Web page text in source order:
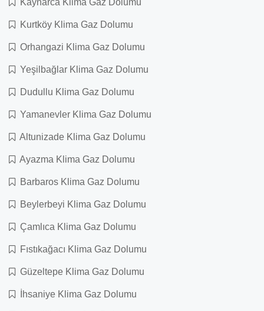
Kaynarca Klima Gaz Dolumu
Kurtköy Klima Gaz Dolumu
Orhangazi Klima Gaz Dolumu
Yeşilbağlar Klima Gaz Dolumu
Dudullu Klima Gaz Dolumu
Yamanevler Klima Gaz Dolumu
Altunizade Klima Gaz Dolumu
Ayazma Klima Gaz Dolumu
Barbaros Klima Gaz Dolumu
Beylerbeyi Klima Gaz Dolumu
Çamlıca Klima Gaz Dolumu
Fıstıkağacı Klima Gaz Dolumu
Güzeltepe Klima Gaz Dolumu
İhsaniye Klima Gaz Dolumu